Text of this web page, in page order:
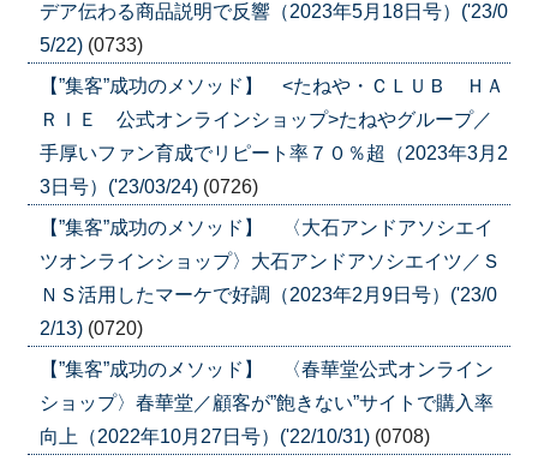
デア伝わる商品説明で反響（2023年5月18日号）('23/0
5/22) (0733)
【”集客”成功のメソッド】 <たねや・ＣＬＵＢ ＨＡ
ＲＩＥ 公式オンラインショップ>たねやグループ／
手厚いファン育成でリピート率７０％超（2023年3月2
3日号）('23/03/24) (0726)
【”集客”成功のメソッド】 〈大石アンドアソシエイ
ツオンラインショップ〉大石アンドアソシエイツ／Ｓ
ＮＳ活用したマーケで好調（2023年2月9日号）('23/0
2/13) (0720)
【”集客”成功のメソッド】 〈春華堂公式オンライン
ショップ〉春華堂／顧客が”飽きない”サイトで購入率
向上（2022年10月27日号）('22/10/31) (0708)